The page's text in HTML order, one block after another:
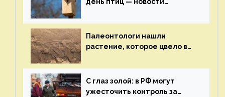
Палеонтологи нашли
растение, которое цвело в
экологии на ECOportal
С глаз золой: в РФ могут
ужесточить контроль за